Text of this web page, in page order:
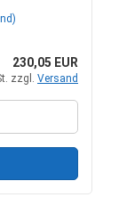
230,05 EUR
zzgl. Versand